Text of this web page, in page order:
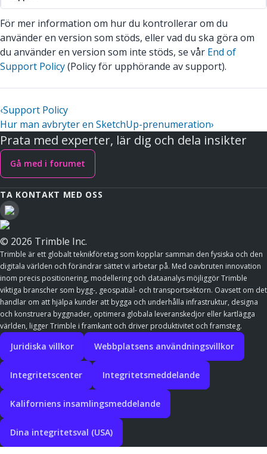
För mer information om hur du kontrollerar om du
använder en version som stöds, eller vad du ska göra om
du använder en version som inte stöds, se vår End of
Support Policy(Policy för upphörande av support).
‹Support Policy
Hur man avbryter en SketchUp-prenumeration›
Prata med experter, lär dig och dela insikter
Gå med i forumet
TA KONTAKT MED OSS
© 2026 Trimble Inc.
Trimble är ett globalt teknikföretag som kopplar samman den fysiska och den
digitala världen och förändrar sättet vi arbetar på. Med oavbruten innovation
inom precis positionering, modellering och dataanalys möjliggör Trimble
viktiga branscher som bygg-, geospatial- och transportsektorn. Oavsett om det
handlar om att hjälpa kunder att bygga och underhålla infrastruktur, designa
och konstruera byggnader, optimera globala leveranskedjor eller kartlägga
världen, ligger Trimble i framkant och driver produktivitet och framsteg.
Juridiska villkor Webbplatsens användningsvillkor
Integritetscenter Integritetsmeddelande
Kaliforniens insamlingsmeddelande
Dina integritetsval (USA)